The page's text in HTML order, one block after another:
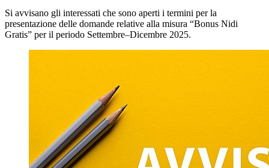
Si avvisano gli interessati che sono aperti i termini per la
presentazione delle domande relative alla misura “Bonus Nidi
Gratis” per il periodo Settembre–Dicembre 2025.